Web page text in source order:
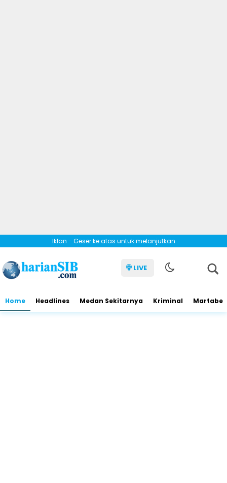
Iklan - Geser ke atas untuk melanjutkan
LIVE
Home Headlines Medan Sekitarnya Kriminal Martabe